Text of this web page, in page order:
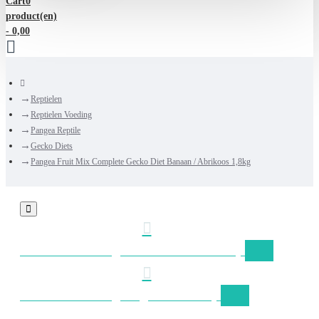
hele
winkel...
product(en)
- 0,00
Reptielen
Reptielen Voeding
Pangea Reptile
Gecko Diets
Pangea Fruit Mix Complete Gecko Diet Banaan / Abrikoos 1,8kg